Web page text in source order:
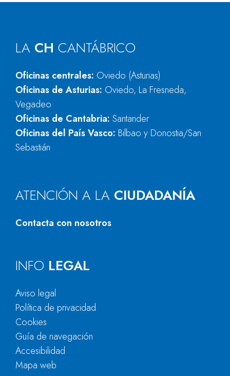
LA CH CANTÁBRICO
Oficinas centrales: Oviedo (Asturias)
Oficinas de Asturias: Oviedo, La Fresneda,
Vegadeo
Oficinas de Cantabria: Santander
Oficinas del País Vasco: Bilbao y Donostia/San
Sebastián
ATENCIÓN A LA CIUDADANÍA
Contacta con nosotros
INFO LEGAL
Aviso legal
Política de privacidad
Cookies
Guía de navegación
Accesibilidad
Mapa web